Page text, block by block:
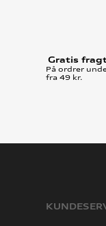
Gratis
På ordrer
fra 49 kr.